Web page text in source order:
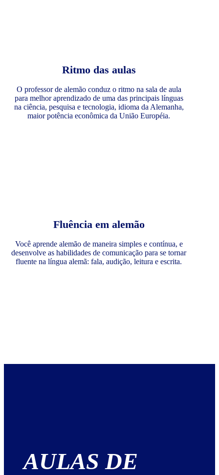
Ritmo das aulas
O professor de alemão conduz o ritmo na sala de aula
para melhor aprendizado de uma das principais línguas
na ciência, pesquisa e tecnologia, idioma da Alemanha,
maior potência econômica da União Européia.
Fluência em alemão
Você aprende alemão de maneira simples e contínua, e
desenvolve as habilidades de comunicação para se tornar
fluente na língua alemã: fala, audição, leitura e escrita.
AULAS DE